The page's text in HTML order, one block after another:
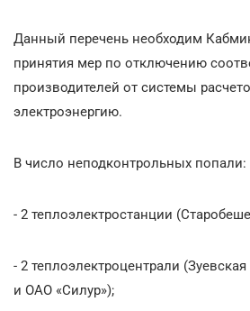
Данный перечень необходим
принятия мер по отключению
производителей от системы
электроэнергию.
В число неподконтрольных попали:
- 2 теплоэлектростанции
- 2 теплоэлектроцентрали
и ОАО «Силур»);